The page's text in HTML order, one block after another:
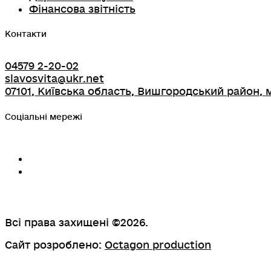
Фінансова звітність
Контакти
04579 2-20-02
slavosvita@ukr.net
07101, Київська область, Вишгородський район,
Соціальні мережі
Всі права захищені ©2026.
Сайт розроблено: Octagon production